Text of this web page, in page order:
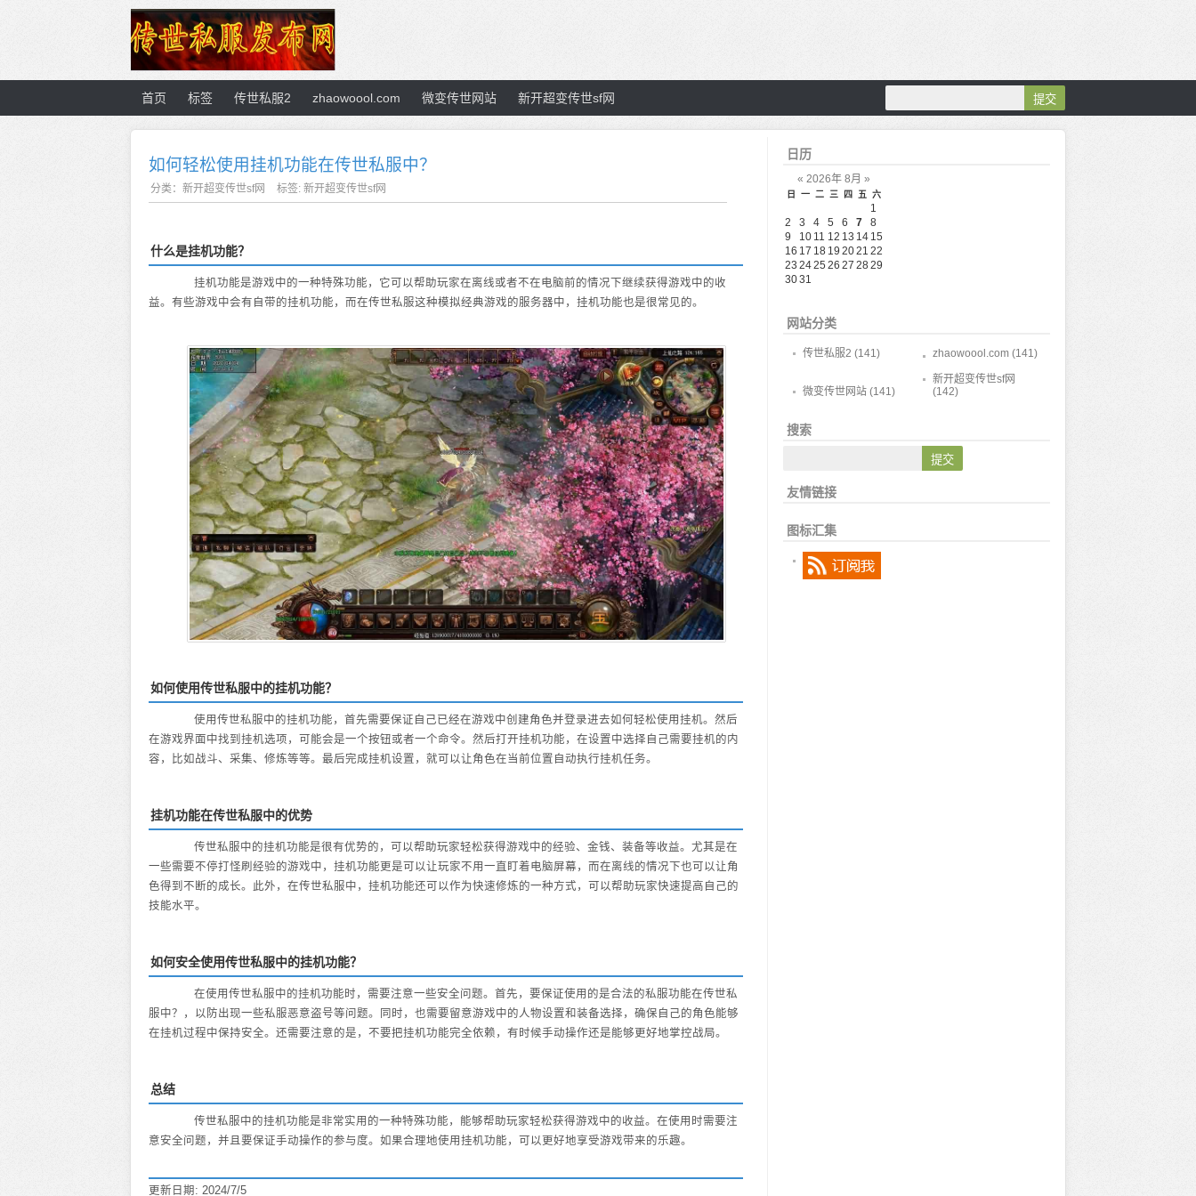
首页 标签 传世私服2 zhaowoool.com 微变传世网站 新开超变传世sf网
如何轻松使用挂机功能在传世私服中？
分类： 新开超变传世sf网 标签: 新开超变传世sf网
什么是挂机功能？
挂机功能是游戏中的一种特殊功能，它可以帮助玩家在离线或者不在电脑前的情况下继续获得游戏中的收
益。有些游戏中会有自带的挂机功能，而在传世私服这种模拟经典游戏的服务器中，挂机功能也是很常见的。
如何使用传世私服中的挂机功能？
使用传世私服中的挂机功能，首先需要保证自己已经在游戏中创建角色并登录进去如何轻松使用挂机。然后
在游戏界面中找到挂机选项，可能会是一个按钮或者一个命令。然后打开挂机功能，在设置中选择自己需要挂机的内
容，比如战斗、采集、修炼等等。最后完成挂机设置，就可以让角色在当前位置自动执行挂机任务。
挂机功能在传世私服中的优势
传世私服中的挂机功能是很有优势的，可以帮助玩家轻松获得游戏中的经验、金钱、装备等收益。尤其是在
一些需要不停打怪刷经验的游戏中，挂机功能更是可以让玩家不用一直盯着电脑屏幕，而在离线的情况下也可以让角
色得到不断的成长。此外，在传世私服中，挂机功能还可以作为快速修炼的一种方式，可以帮助玩家快速提高自己的
技能水平。
如何安全使用传世私服中的挂机功能？
在使用传世私服中的挂机功能时，需要注意一些安全问题。首先，要保证使用的是合法的私服功能在传世私
服中？，以防出现一些私服恶意盗号等问题。同时，也需要留意游戏中的人物设置和装备选择，确保自己的角色能够
在挂机过程中保持安全。还需要注意的是，不要把挂机功能完全依赖，有时候手动操作还是能够更好地掌控战局。
总结
传世私服中的挂机功能是非常实用的一种特殊功能，能够帮助玩家轻松获得游戏中的收益。在使用时需要注
意安全问题，并且要保证手动操作的参与度。如果合理地使用挂机功能，可以更好地享受游戏带来的乐趣。
更新日期: 2024/7/5
日历
« 2026年 8月 »
日 一 二 三 四 五 六
1
2
3 4 5 6 7
8
9
10 11 12 13 14 15
16 17 18 19 2021 22
23 2425 26 27 2829
3031
网站分类
传世私服2 (141) zhaowoool.com (141)
微变传世网站 (141)
新开超变传世sf网
(142)
搜索
友情链接
图标汇集